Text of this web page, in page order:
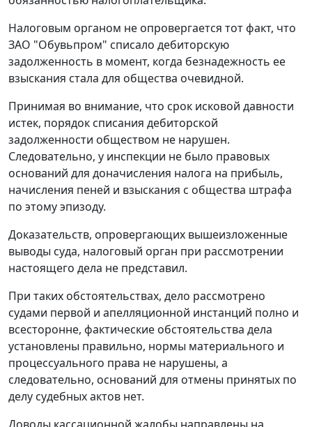
Налоговым органом не опровергается тот факт, что
ЗАО "Обувьпром" списало дебиторскую
задолженность в момент, когда безнадежность ее
взыскания стала для общества очевидной.
Принимая во внимание, что срок исковой давности
истек, порядок списания дебиторской
задолженности обществом не нарушен.
Следовательно, у инспекции не было правовых
оснований для доначисления налога на прибыль,
начисления пеней и взыскания с общества штрафа
по этому эпизоду.
Доказательств, опровергающих вышеизложенные
выводы суда, налоговый орган при рассмотрении
настоящего дела не представил.
При таких обстоятельствах, дело рассмотрено
судами первой и апелляционной инстанций полно и
всесторонне, фактические обстоятельства дела
установлены правильно, нормы материального и
процессуального права не нарушены, а
следовательно, оснований для отмены принятых по
делу судебных актов нет.